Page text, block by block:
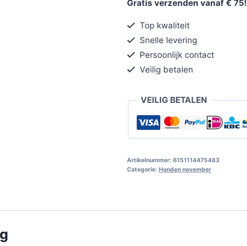
Gratis verzenden vanaf € 75!
Top kwaliteit
Snelle levering
Persoonlijk contact
Veilig betalen
VEILIG BETALEN
Artikelnummer: 6151114475483
Categorie: Honden november